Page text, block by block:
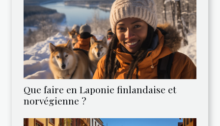
Que faire en Laponie finlandaise et
norvégienne ?